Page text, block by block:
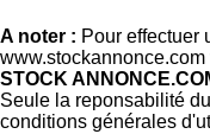
A noter : Pour effectuer
STOCK
Seule la reponsabilité
conditions générales